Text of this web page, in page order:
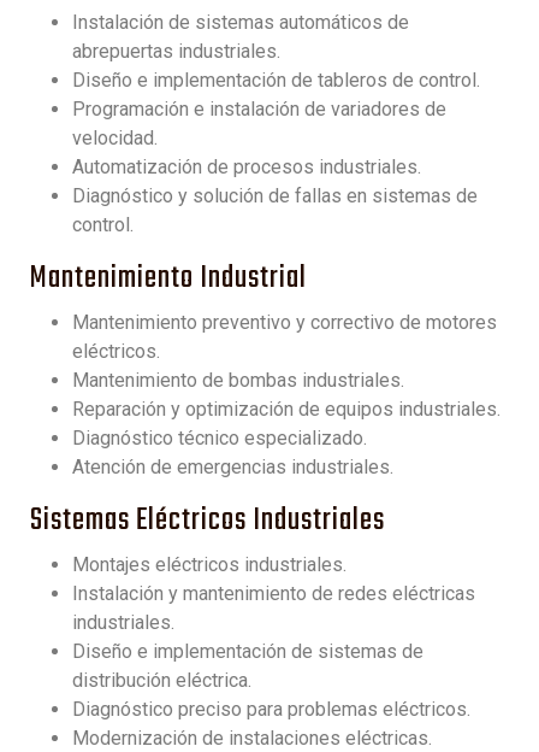
Instalación de sistemas automáticos de
abrepuertas industriales.
Diseño e implementación de tableros de control.
Programación e instalación de variadores de
velocidad.
Automatización de procesos industriales.
Diagnóstico y solución de fallas en sistemas de
control.
Mantenimiento Industrial
Mantenimiento preventivo y correctivo de motores
eléctricos.
Mantenimiento de bombas industriales.
Reparación y optimización de equipos industriales.
Diagnóstico técnico especializado.
Atención de emergencias industriales.
Sistemas Eléctricos Industriales
Montajes eléctricos industriales.
Instalación y mantenimiento de redes eléctricas
industriales.
Diseño e implementación de sistemas de
distribución eléctrica.
Diagnóstico preciso para problemas eléctricos.
Modernización de instalaciones eléctricas.